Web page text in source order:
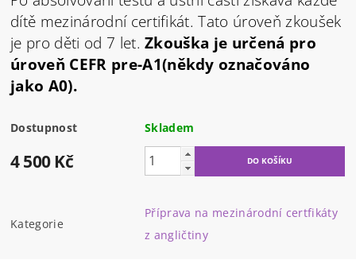
dítě mezinárodní certifikát. Tato úroveň zkoušek
je pro děti od 7 let.Zkouška je určená pro
úroveň CEFR pre-A1(někdy označováno
jako A0).
Dostupnost Skladem
4 500 Kč
Kategorie
Příprava na mezinárodní certfikáty
z angličtiny